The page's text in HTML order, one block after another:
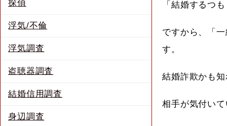
「結婚するつ
ですから、「
す。
結婚詐欺かも
相手が気付い
探偵
浮気/不倫
浮気調査
盗聴器調査
結婚信用調査
身辺調査